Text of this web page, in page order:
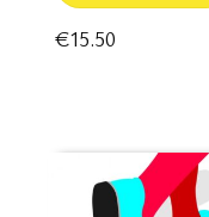
€15.50